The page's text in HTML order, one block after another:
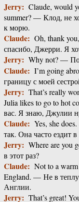
Jerry: Claude, would
summer? — Клод, не
к морю.
Claude: Oh, thank
спасибо, Джерри. Я
Jerry: Why not? —
Claude: I’m going
границу с моей
Jerry: That’s really
Julia likes to go to hot
вас. Я знаю, Джулии
Claude: Yes, she
так. Она часто
Jerry: Where are you
в этот раз?
Claude: Not to a
England. — Не в
Англии.
Jerry: That’s great!